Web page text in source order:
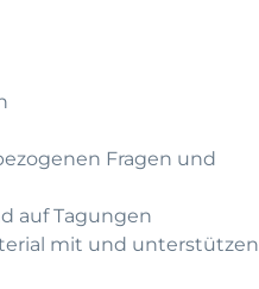
Fragen und
auf Tagungen
mit und unterstützen